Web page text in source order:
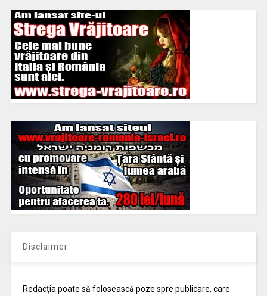
Disclaimer
Redacția poate să folosească poze spre publicare, care